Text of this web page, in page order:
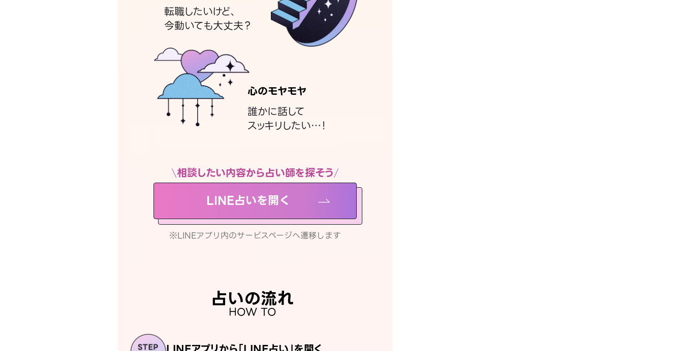
転職したいけど、
今動いても大丈夫？
心のモヤモヤ
誰かに話して
スッキリしたい…！
相談したい内容から占い師を探そう
LINE占いを開く
※LINEアプリ内のサービスページへ遷移します
占いの流れ
HOW TO